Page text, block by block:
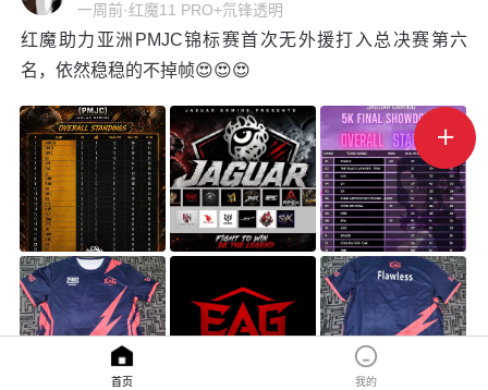
一周前·红魔11 PRO+氘锋透明
红魔助力亚洲PMJC锦标赛首次无外援打入总决赛第六
名，依然稳稳的不掉帧😍😍😍

首页 我的